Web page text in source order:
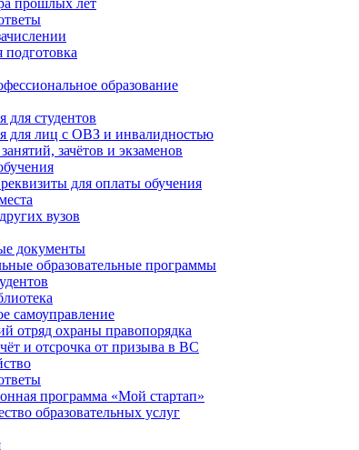
прошлых лет
подготовка
образование
студентов
для лиц с ОВЗ и инвалидностью
зачётов и экзаменов
для оплаты обучения
вузов
документы
образовательные программы
самоуправление
отряд охраны правопорядка
и отсрочка от призыва в ВС
программа «Мой стартап»
образовательных услуг